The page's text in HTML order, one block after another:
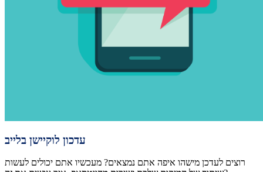
עדכון לוקיישן בלייב
רוצים לעדכן מישהו איפה אתם נמצאים? מעכשיו אתם יכולים לעשות